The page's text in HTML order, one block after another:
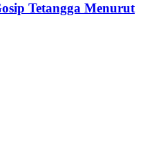
Tetangga Menurut